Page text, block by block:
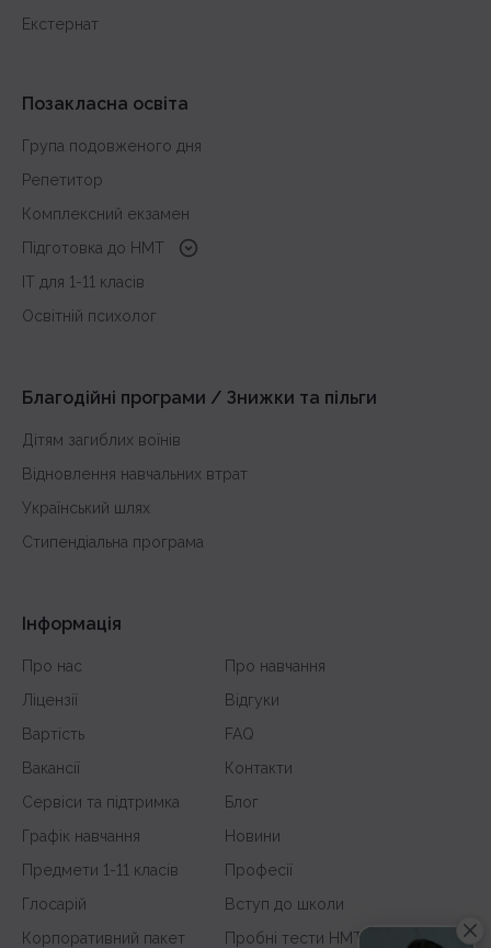
Екстернат
Позакласна освіта
Група подовженого дня
Репетитор
Комплексний екзамен
Підготовка до HMT
з української мови
з історії України
IT для 1-11 класів
Освітній психолог
Благодійні програми / Знижки та пільги
Дітям загиблих воїнів
Відновлення навчальних втрат
Український шлях
Стипендіальна програма
Інформація
Про нас
Про навчання
Ліцензії
Відгуки
Вартість
FAQ
Вакансії
Контакти
Сервіси та підтримка
Блог
Графік навчання
Новини
Предмети 1-11 класів
Професії
Глосарій
Вступ до школи
Корпоративний пакет
Пробні тести НМТ